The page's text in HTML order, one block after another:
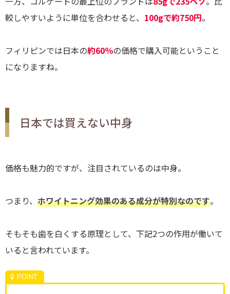
較しやすいように単位を合わせると、 100gで約750円。
フィリピンでは日本の約60％の価格で購入可能ということ
になりますね。
日本では買えない中身
価格も魅力的ですが、注目されているのは中身。
つまり、 ホワイトニング効果のある成分が特別なのです。
そもそも歯を白くする原理として、下記2つの作用が働いて
いると言われています。